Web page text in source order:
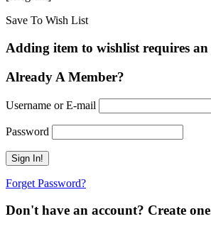
Save To Wish List
Adding item to wishlist requires an
Already A Member?
Username or E-mail
Password
Forget Password?
Don't have an account? Create